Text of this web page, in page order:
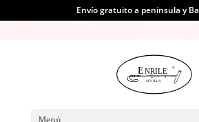
Envío gratuito a peninsula y
de